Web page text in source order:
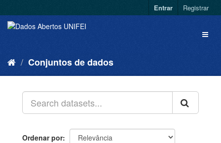
Entrar Registrar
Conjuntos de dados
Ordenar por